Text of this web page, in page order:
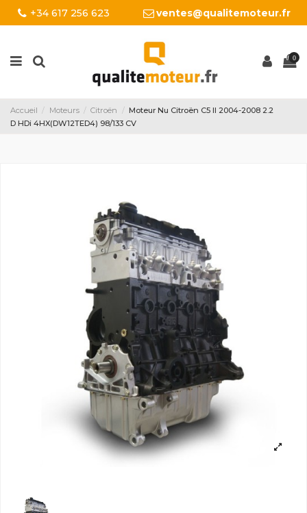
+34 617 256 623 ventes@qualitemoteur.fr
0
Accueil Moteurs Citroën
Moteur Nu Citroën C5 II 2004-2008 2.2
D HDi 4HX(DW12TED4) 98/133 CV